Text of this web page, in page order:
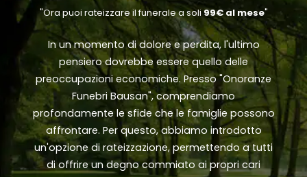
"Ora puoi rateizzare il funerale a soli 99€ al mese"
In un momento di dolore e perdita, l'ultimo
pensiero dovrebbe essere quello delle
preoccupazioni economiche. Presso "Onoranze
Funebri Bausan", comprendiamo
profondamente le sfide che le famiglie possono
affrontare. Per questo, abbiamo introdotto
un'opzione di rateizzazione, permettendo a tutti
di offrire un degno commiato ai propri cari